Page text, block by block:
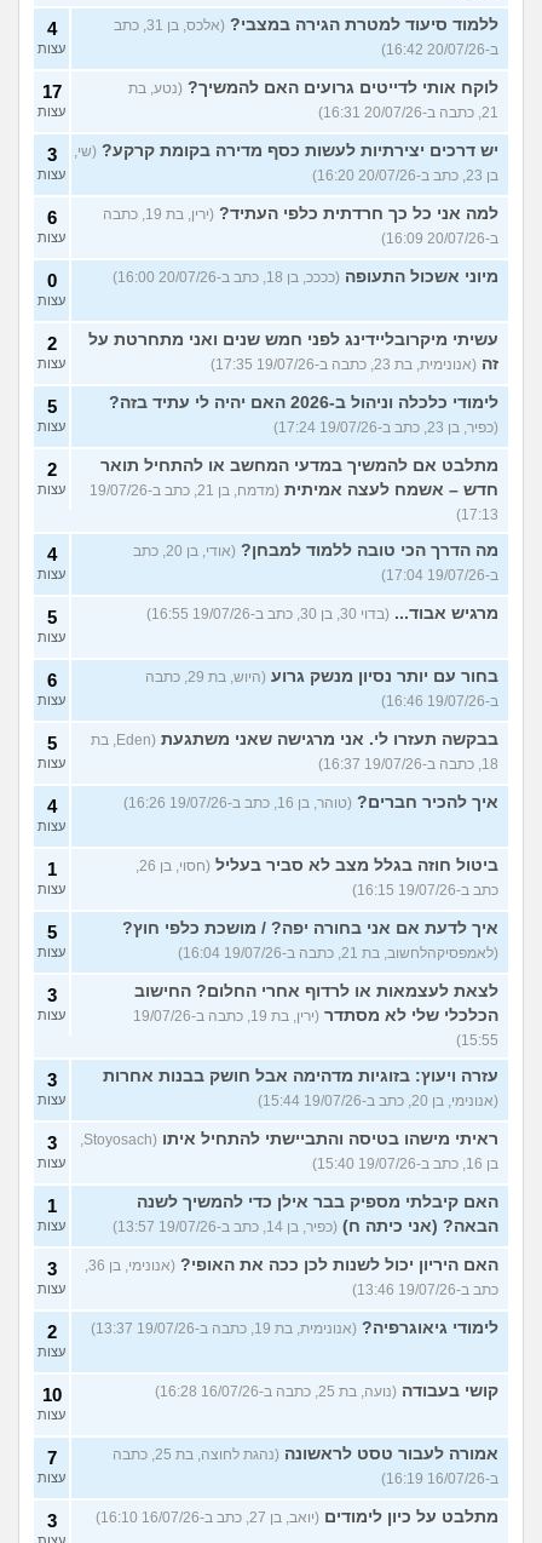
ללמוד סיעוד למטרת הגירה במצבי?
(אלכס, בן 31, כתב
ב-20/07/26 16:42)
4
עצות
לוקח אותי לדייטים גרועים האם להמשיך? (נטע, בת
21, כתבה ב-20/07/26 16:31)
17
עצות
יש דרכים יצירתיות לעשות כסף מדירה בקומת קרקע? (שי,
בן 23, כתב ב-20/07/26 16:20)
3
עצות
למה אני כל כך חרדתית כלפי העתיד?
(ירין, בת 19, כתבה
ב-20/07/26 16:09)
6
עצות
מיוני אשכול התעופה (ככככ, בן 18, כתב ב-20/07/26 16:00) 0
עצות
עשיתי מיקרובליידינג לפני חמש שנים ואני מתחרטת על
זה (אנונימית, בת 23, כתבה ב-19/07/26 17:35)
2
עצות
לימודי כלכלה וניהול ב-2026 האם יהיה לי עתיד בזה?
(כפיר, בן 23, כתב ב-19/07/26 17:24)
5
עצות
מתלבט אם להמשיך במדעי המחשב או להתחיל תואר
חדש – אשמח לעצה אמיתית
(מדמח, בן 21, כתב ב-19/07/26
17:13)
2
עצות
מה הדרך הכי טובה ללמוד למבחן?
(אודי, בן 20, כתב
ב-19/07/26 17:04)
4
עצות
מרגיש אבוד... (בדוי 30, בן 30, כתב ב-19/07/26 16:55) 5
עצות
בחור עם יותר נסיון מנשק גרוע
(היוש, בת 29, כתבה
ב-19/07/26 16:46)
6
עצות
בבקשה תעזרו לי. אני מרגישה שאני משתגעת
(Eden, בת
18, כתבה ב-19/07/26 16:37)
5
עצות
איך להכיר חברים? (טוהר, בן 16, כתב ב-19/07/26 16:26) 4
עצות
ביטול חוזה בגלל מצב לא סביר בעליל
(חסוי, בן 26,
כתב ב-19/07/26 16:15)
1
עצות
איך לדעת אם אני בחורה יפה? / מושכת כלפי חוץ?
(לאמפסיקהלחשוב, בת 21, כתבה ב-19/07/26 16:04)
5
עצות
לצאת לעצמאות או לרדוף אחרי החלום? החישוב
הכלכלי שלי לא מסתדר
(ירין, בת 19, כתבה ב-19/07/26
15:55)
3
עצות
עזרה ויעוץ: בזוגיות מדהימה אבל חושק בבנות אחרות
(אנונימי, בן 20, כתב ב-19/07/26 15:44)
3
עצות
ראיתי מישהו בטיסה והתביישתי להתחיל איתו
(Stoyosach,
בן 16, כתב ב-19/07/26 15:40)
3
עצות
האם קיבלתי מספיק בבר אילן כדי להמשיך לשנה
הבאה? (אני כיתה ח) (כפיר, בן 14, כתב ב-19/07/26 13:57)
1
עצות
האם היריון יכול לשנות לכן ככה את האופי?
(אנונימי, בן 36,
כתב ב-19/07/26 13:46)
3
עצות
לימודי גיאוגרפיה? (אנונימית, בת 19, כתבה ב-19/07/26 13:37) 2
עצות
קושי בעבודה (נועה, בת 25, כתבה ב-16/07/26 16:28) 10
עצות
אמורה לעבור טסט לראשונה
(נהגת לחוצה, בת 25, כתבה
ב-16/07/26 16:19)
7
עצות
מתלבט על כיון לימודים (יואב, בן 27, כתב ב-16/07/26 16:10) 3